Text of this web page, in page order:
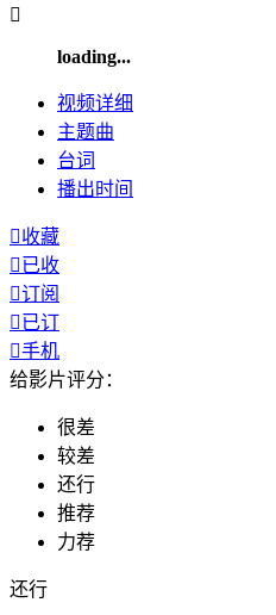

loading...
视频详细
主题曲
台词
播出时间
收藏
已收
订阅
已订
手机
给影片评分：
很差
较差
还行
推荐
力荐
还行